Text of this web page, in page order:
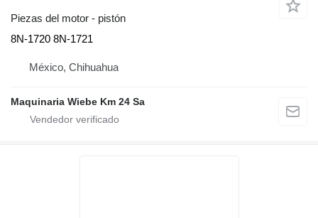
Piezas del motor - pistón
8N-1720 8N-1721
México, Chihuahua
Maquinaria Wiebe Km 24 Sa